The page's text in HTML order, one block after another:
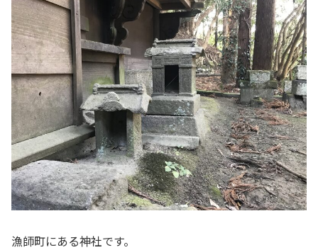
漁師町にある神社です。